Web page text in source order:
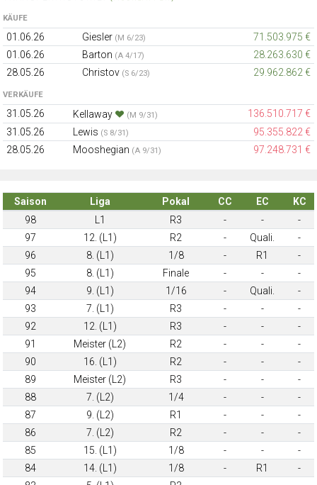
KÄUFE
01.06.26 Giesler (M 6/23)
71.503.975 €
01.06.26
Barton (A 4/17)
28.263.630 €
28.05.26
Christov (S 6/23) 29.962.862 €
VERKÄUFE
31.05.26 Kellaway (M 9/31)
136.510.717 €
31.05.26
Lewis (S 8/31)
95.355.822 €
28.05.26
Mooshegian (A 9/31) 97.248.731 €
Saison Liga Pokal CC EC
KC
98
L1 R3 - -
-
97
12. (L1) R2 - Quali.
-
96
8. (L1) 1/8 - R1
-
95
8. (L1) Finale - -
-
94
9. (L1) 1/16 - Quali.
-
93
7. (L1) R3 - -
-
92
12. (L1) R3 - -
-
91
Meister (L2) R2 - -
-
90
16. (L1) R2 - -
-
89
Meister (L2) R3 - -
-
88
7. (L2) 1/4 - -
-
87
9. (L2) R1 - -
-
86
7. (L2) R2 - -
-
85
15. (L1) 1/8 - -
-
84
14. (L1) 1/8 - R1
-